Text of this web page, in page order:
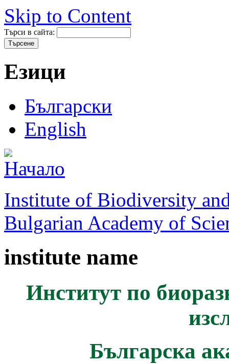
Skip to Content
Търси в сайта:
Езици
Български
English
Institute of Biodiversity
Bulgarian Academy of
institute name
Институт по
Българска